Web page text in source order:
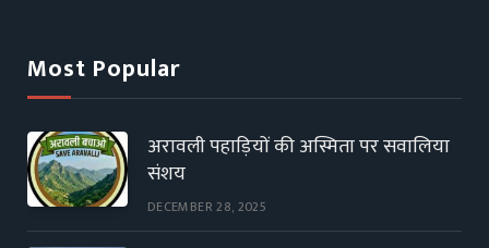
Most Popular
अरावली पहाड़ियों की अस्मिता पर सवालिया
संशय
DECEMBER 28, 2025